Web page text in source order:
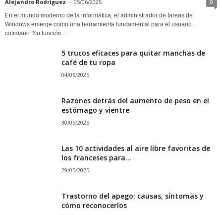
Alejandro Rodríguez - 05/06/2025 0
En el mundo moderno de la informática, el administrador de tareas de
Windows emerge como una herramienta fundamental para el usuario
cotidiano. Su función...
5 trucos eficaces para quitar manchas de
café de tu ropa
04/06/2025
Razones detrás del aumento de peso en el
estómago y vientre
30/05/2025
Las 10 actividades al aire libre favoritas de
los franceses para...
29/05/2025
Trastorno del apego: causas, síntomas y
cómo reconocerlos